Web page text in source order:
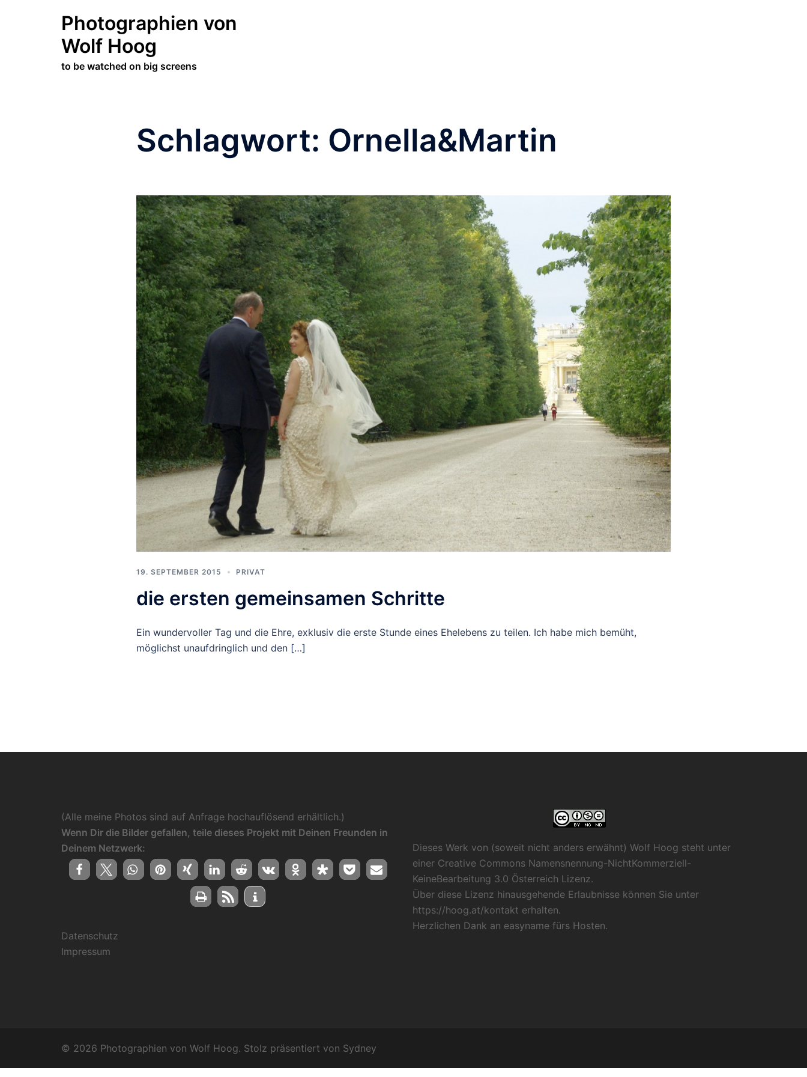
Photographien von
Wolf Hoog
to be watched on big screens
Schlagwort: Ornella&Martin
19. SEPTEMBER 2015 PRIVAT
die ersten gemeinsamen Schritte
Ein wundervoller Tag und die Ehre, exklusiv die erste Stunde eines Ehelebens zu teilen. Ich habe mich bemüht,
möglichst unaufdringlich und den […]
(Alle meine Photos sind auf Anfrage hochauflösend erhältlich.)
Wenn Dir die Bilder gefallen, teile dieses Projekt mit Deinen Freunden in
Deinem Netzwerk:
Datenschutz
Impressum
Dieses Werk von (soweit nicht anders erwähnt) Wolf Hoog steht unter
einer Creative Commons Namensnennung-NichtKommerziell-
KeineBearbeitung 3.0 Österreich Lizenz.
Über diese Lizenz hinausgehende Erlaubnisse können Sie unter
https://hoog.at/kontakt erhalten.
Herzlichen Dank an easyname fürs Hosten.
© 2026 Photographien von Wolf Hoog. Stolz präsentiert von Sydney